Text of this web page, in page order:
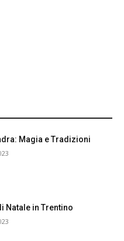
Magia e Tradizioni
Natale in Trentino